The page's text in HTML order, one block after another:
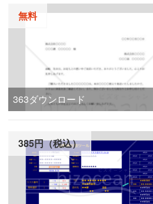
無料
363ダウンロード
385円（税込）